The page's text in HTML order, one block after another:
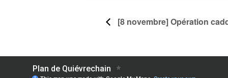
[8 novembre] Opération